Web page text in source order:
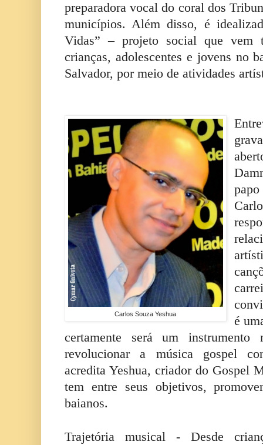
preparadora vocal do coral dos
municípios. Além disso, é
Vidas” – projeto social que vem
crianças, adolescentes e jovens no
Salvador, por meio de atividades
Carlos Souza Yeshua
é
certamente será um
revolucionar a música gospel
acredita Yeshua, criador do Gospel
tem entre seus objetivos,
baianos.
Trajetória musical - Desde